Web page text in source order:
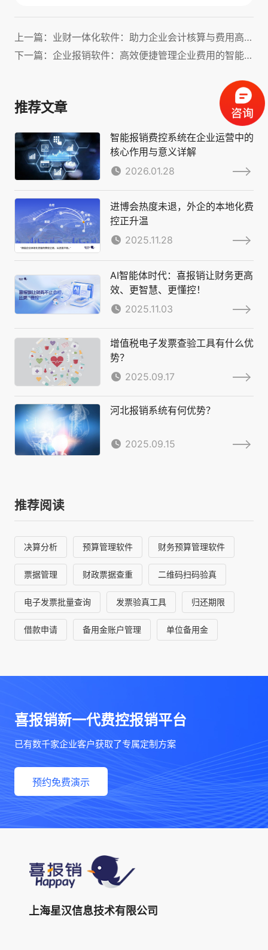
上一篇：业财一体化软件：助力企业会计核算与费用高效管理！
下一篇：企业报销软件：高效便捷管理企业费用的智能化解决方案
推荐文章
智能报销费控系统在企业运营中的
核心作用与意义详解
2026.01.28
进博会热度未退，外企的本地化费
控正升温
2025.11.28
AI智能体时代：喜报销让财务更高
效、更智慧、更懂控！
2025.11.03
增值税电子发票查验工具有什么优
势？
2025.09.17
河北报销系统有何优势？
2025.09.15
推荐阅读
决算分析 预算管理软件 财务预算管理软件
票据管理 财政票据查重 二维码扫码验真
电子发票批量查询 发票验真工具 归还期限
借款申请 备用金账户管理 单位备用金
喜报销新一代费控报销平台
已有数千家企业客户获取了专属定制方案
预约免费演示
上海星汉信息技术有限公司